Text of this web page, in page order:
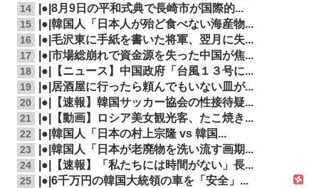
14 |●|8月9日の平和式典で長崎市が国際的...
15 |●|韓国人「日本人が殆ど食べない海産物...
16 |●|毛沢東に手紙を書いた将軍、翌月に失...
17 |●|市場総崩れで資金源を失った中国が焦...
18 |●|【ニュース】中国政府「台風１３号に...
19 |●|居酒屋に行ったら頼んでもいない皿が...
20 |●|【速報】韓国サッカー協会の性接待疑...
21 |●|【動画】ロシア美女観光客、たこ焼き...
22 |●|韓国人「日本の村上宗隆 vs 韓国...
23 |●|韓国人「日本が老廃物を洗い流す画期...
24 |●|【速報】「私たちには時間がない」長...
25 |●|6千万円の韓国大統領の車を「安全」...